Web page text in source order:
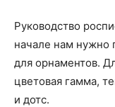
Руководство
начале нам нужно
для орнаментов.
цветовая гамма,
и дотс.